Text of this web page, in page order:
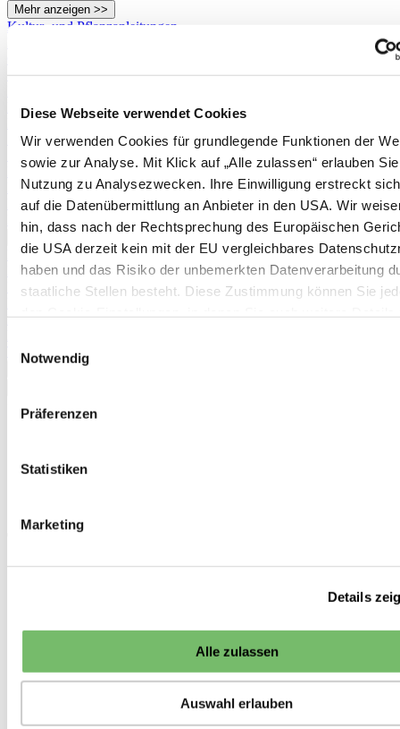
Diese Webseite verwendet Cookies
Wir verwenden Cookies für grundlegende Funktionen der
sowie zur Analyse. Mit Klick auf „Alle zulassen“ erlauben
Nutzung zu Analysezwecken. Ihre Einwilligung erstreckt
auf die Datenübermittlung an Anbieter in den USA. Wir
hin, dass nach der Rechtsprechung des Europäischen
die USA derzeit kein mit der EU vergleichbares
haben und das Risiko der unbemerkten Datenverarbeitung
staatliche Stellen besteht. Diese Zustimmung können Sie
Informationen zu Cookies finden Sie in
Notwendig
Präferenzen
Statistiken
Marketing
Details
Alle zulassen
Auswahl erlauben
Mehr anzeigen >>
Kultur- und Pflanzanleitungen
Schneiden von Weinreben
Rhabarber
Erdnüsse
Spargel (aus Pflänzchen)
Stachelbeeren
Kartoffeln
Pflanzanleitung und Befruchtertabelle für Apfelbäume
Pflanzanleitung und Befruchtertabelle für Birnbäume
Pflanzkartoffeltabelle
Mehr anzeigen >>
Pflanzkartoffeltabelle
Boden & Düngung
Düngertabelle
Mulchen im Garten
Terra Preta
Mehr anzeigen >>
Zurück
Kohl
Sonstige Ware, die sofort lieferbar ist, liefern wir in der Regel
nicht sofort verfügbar ist, ist die voraussichtliche Lieferzeit oder
das Datum der nächsten Nachlieferung an dieser Stelle angegeben.